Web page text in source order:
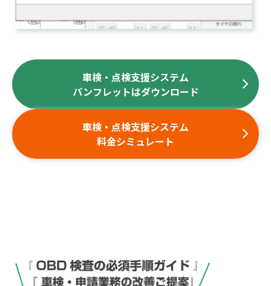
車検・点検支援システム
パンフレットはダウンロード
車検・点検支援システム
料金シミュレート